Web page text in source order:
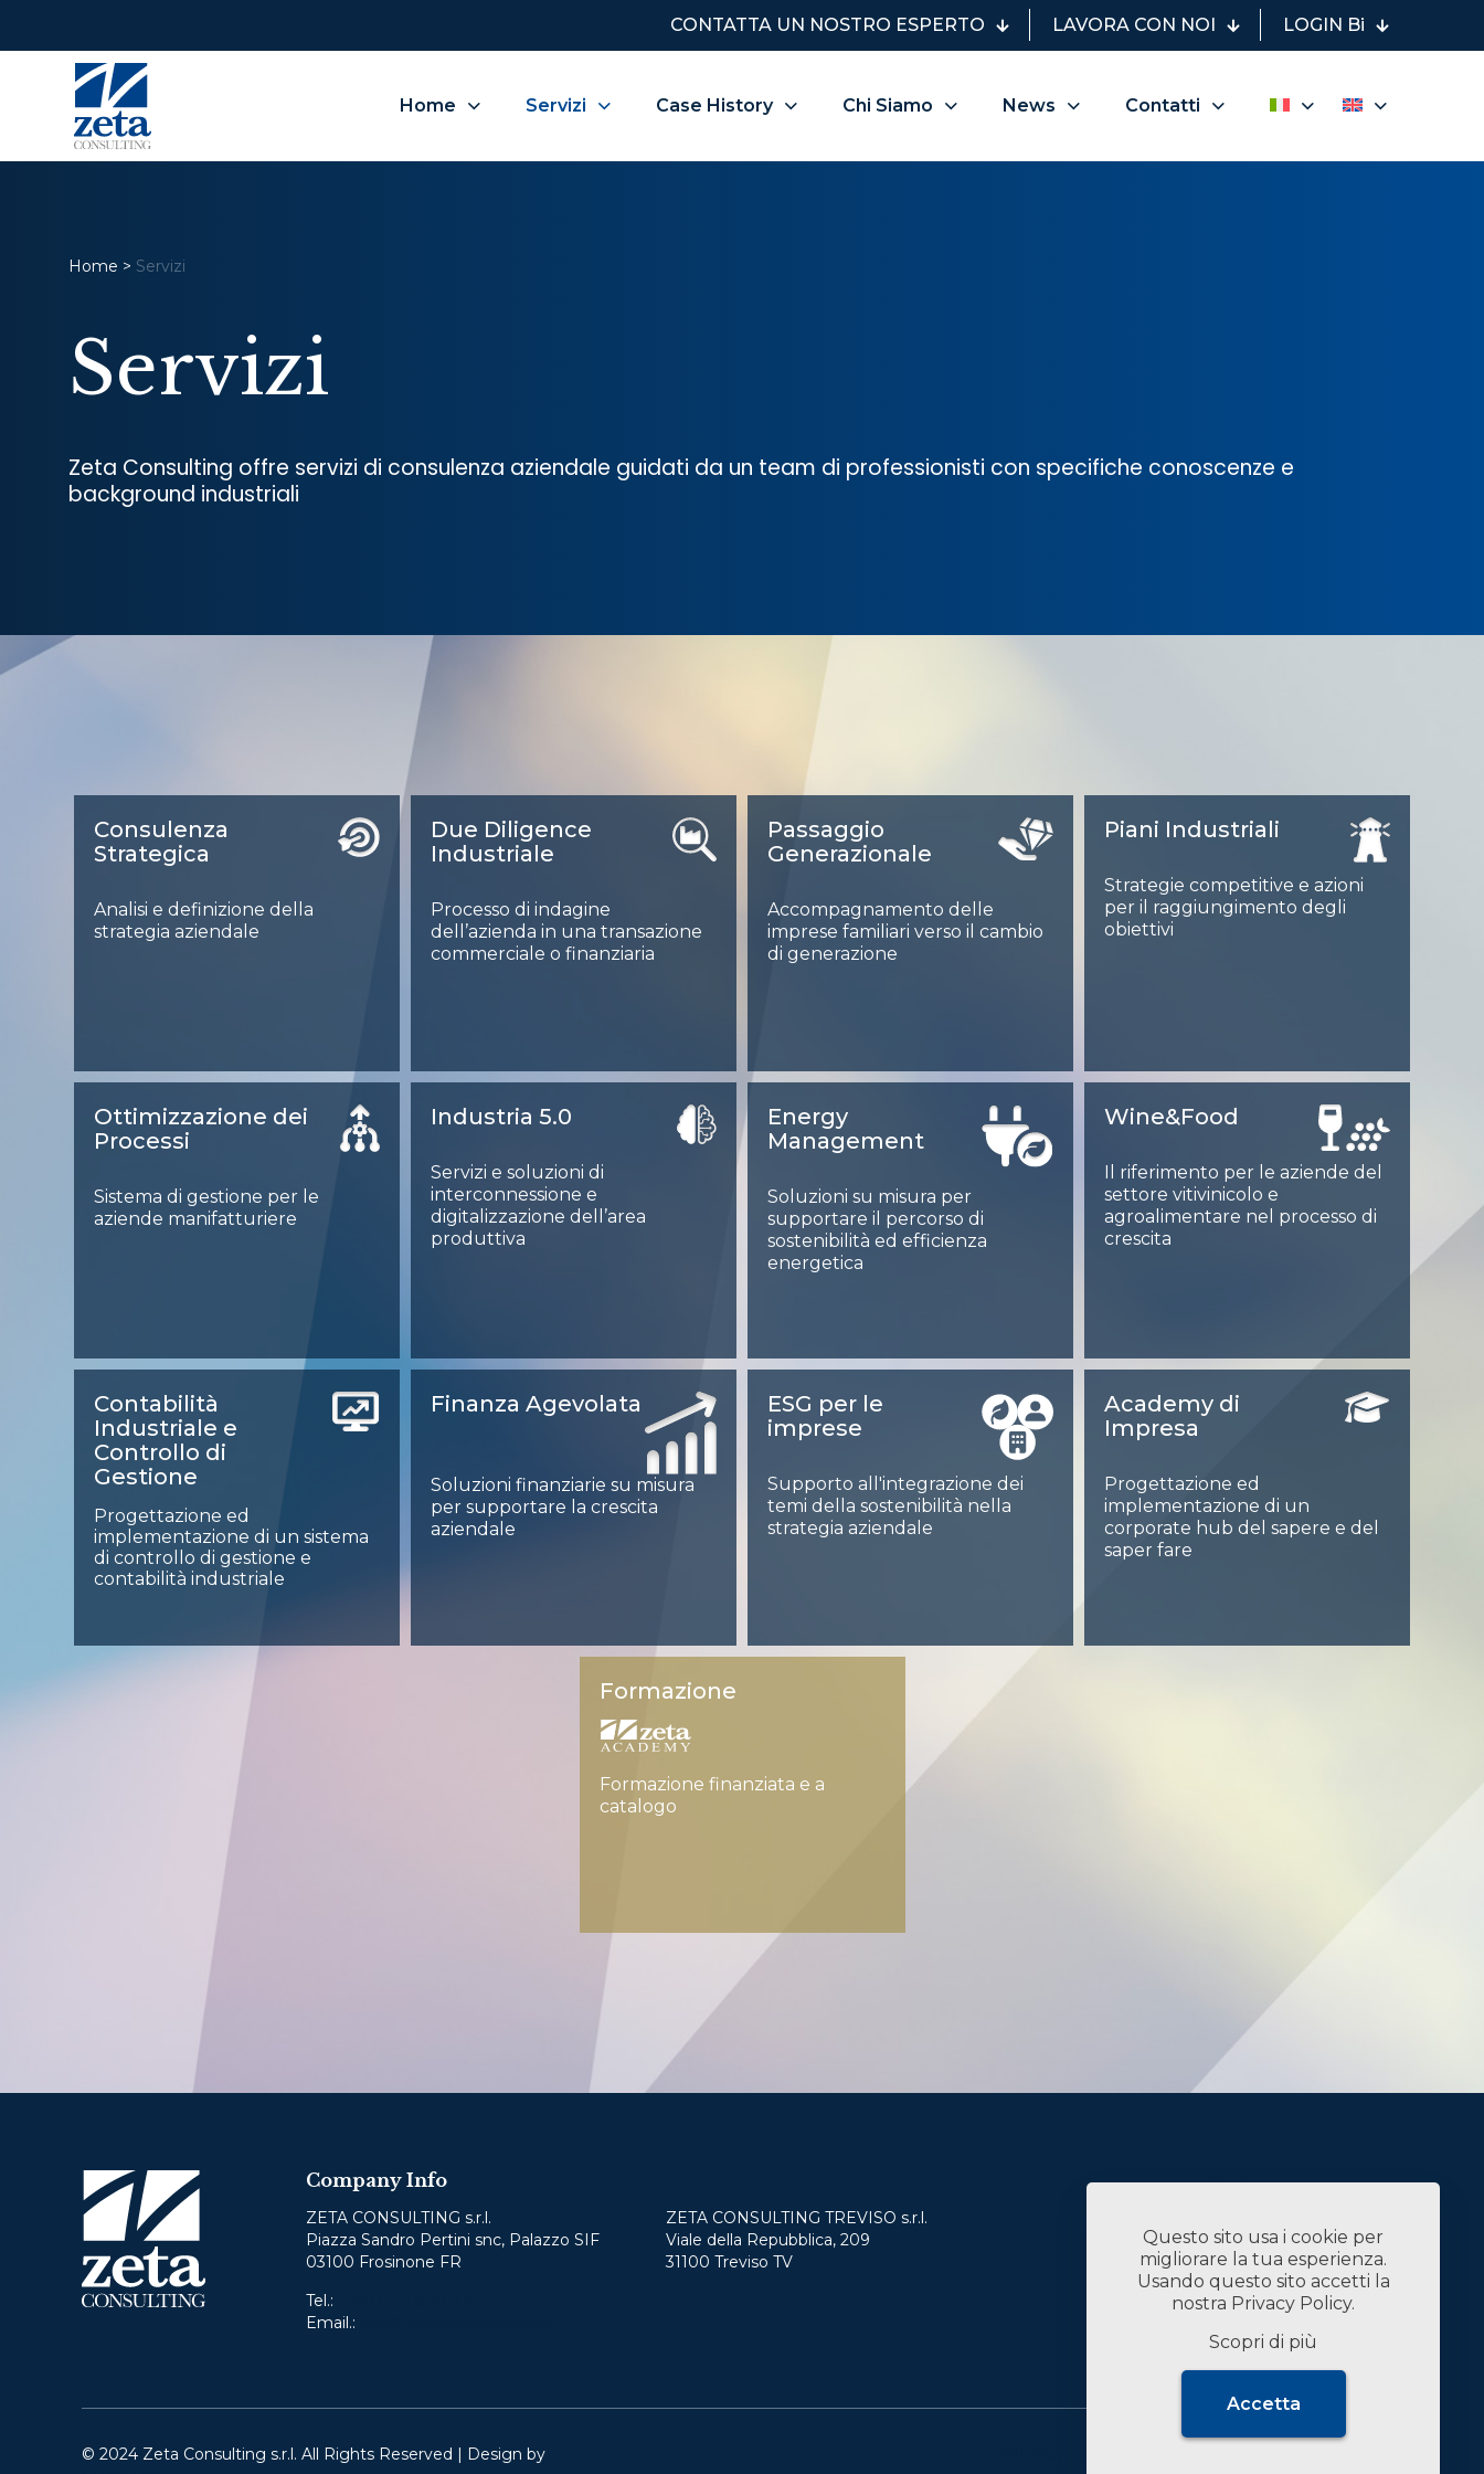
CONTATTA UN NOSTRO ESPERTO LAVORA CON NOI LOGIN Bi
Home Servizi Case History Chi Siamo News Contatti
Home > Servizi
Servizi
Zeta Consulting offre servizi di consulenza aziendale guidati da un team di professionisti con specifiche conoscenze e
background industriali
Consulenza
Strategica
Analisi e definizione della
strategia aziendale
Due Diligence
Industriale
Processo di indagine
dell’azienda in una transazione
commerciale o finanziaria
Passaggio
Generazionale
Accompagnamento delle
imprese familiari verso il cambio
di generazione
Piani Industriali
Strategie competitive e azioni
per il raggiungimento degli
obiettivi
Ottimizzazione dei
Processi
Sistema di gestione per le
aziende manifatturiere
Industria 5.0
Servizi e soluzioni di
interconnessione e
digitalizzazione dell’area
produttiva
Energy
Management
Soluzioni su misura per
supportare il percorso di
sostenibilità ed efficienza
energetica
Wine&Food
Il riferimento per le aziende del
settore vitivinicolo e
agroalimentare nel processo di
crescita
Contabilità
Industriale e
Controllo di
Gestione
Progettazione ed
implementazione di un sistema
di controllo di gestione e
contabilità industriale
Finanza Agevolata
Soluzioni finanziarie su misura
per supportare la crescita
aziendale
ESG per le
imprese
Supporto all'integrazione dei
temi della sostenibilità nella
strategia aziendale
Academy di
Impresa
Progettazione ed
implementazione di un
corporate hub del sapere e del
saper fare
Formazione
Formazione finanziata e a
catalogo
Company Info
ZETA CONSULTING s.r.l.
Piazza Sandro Pertini snc, Palazzo SIF
03100 Frosinone FR
Tel.:
Email.:
ZETA CONSULTING TREVISO s.r.l.
Viale della Repubblica, 209
31100 Treviso TV
Servizi
Chi Siamo
News
Contatti
Lavora con Noi
Linked In
© 2024 Zeta Consulting s.r.l. All Rights Reserved | Design by
Questo sito usa i cookie per
migliorare la tua esperienza.
Usando questo sito accetti la
nostra Privacy Policy.
Scopri di più
Accetta